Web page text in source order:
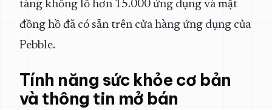
tàng khổng lồ hơn 15.000 ứng dụng và mặt
đồng hồ đã có sẵn trên cửa hàng ứng dụng của
Pebble.
Tính năng sức khỏe cơ bản
và thông tin mở bán